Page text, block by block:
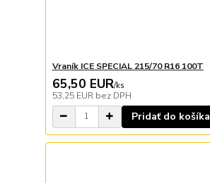
Vraník ICE SPECIAL 215/70 R16 100T
65,50 EUR/ks
53,25 EUR bez DPH
Pridať do košíka